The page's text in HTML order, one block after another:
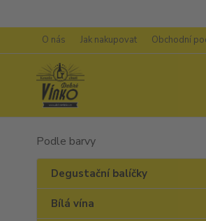
O nás Jak nakupovat Obchodní
Podle barvy
Degustační balíčky
Bílá vína